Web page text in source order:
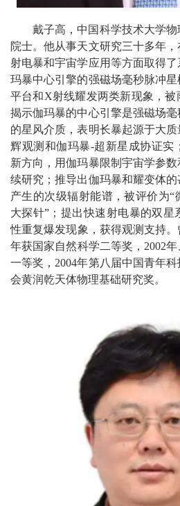
戴子高，中国科学技术大学
院士。他从事天文研究三十多年
射电暴和宇宙学应用等方面取得
玛暴中心引擎的强磁场毫秒脉冲
平台和X射线耀发两类新现象，被
揭示伽玛暴的中心引擎是强磁场
的星风介质，表明长暴起源于大
辉观测和伽玛暴-超新星成协证实
新方向，用伽玛暴限制宇宙学参
续研究；推导出伽玛暴和耀变体
产生的次级辐射能谱，被评价为“
大探针”；提出快速射电暴的双星
性重复爆发现象，获得观测支持
年获国家自然科学二等奖，2002
一等奖，2004年第八届中国青年
会黄润乾天体物理基础研究奖。